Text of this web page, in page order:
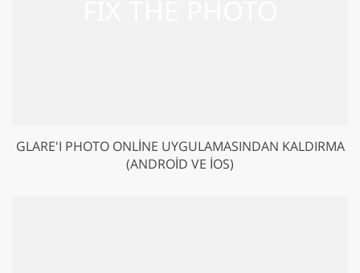
GLARE'I PHOTO ONLINE UYGULAMASINDAN KALDIRMA
(ANDROID VE IOS)